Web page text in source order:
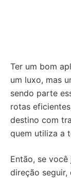
Ter um bom
um luxo, mas
sendo parte
rotas
destino com
quem utiliza a
Então, se
direção seguir,